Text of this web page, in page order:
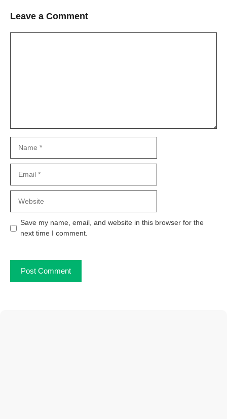
Leave a Comment
Save my name, email, and website in this browser for the
next time I comment.